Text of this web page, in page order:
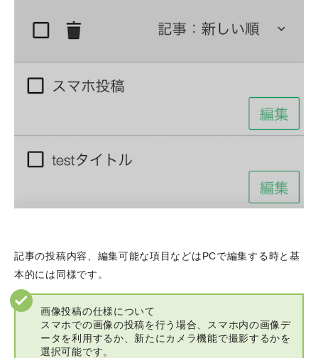
記事の投稿内容、編集可能な項目などはPCで編集する時と基
本的には同様です。
画像投稿の仕様について
スマホでの画像の投稿を行う場合、スマホ内の画像デ
ータを利用するか、新たにカメラ機能で撮影するかを
選択可能です。